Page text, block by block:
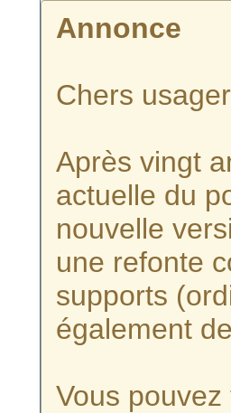
Annonce
Chers
Après vingt
actuelle du
nouvelle
une refonte
supports
également
Vous